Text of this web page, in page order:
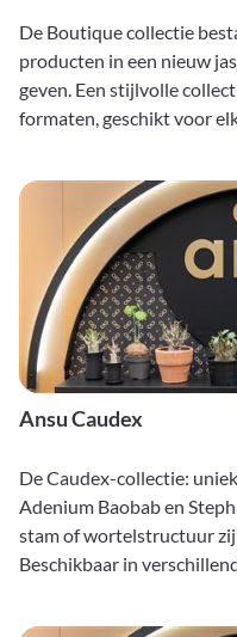
De Boutique collectie
producten in een nieuw
geven. Een stijlvolle
formaten, geschikt voor
Ansu Caudex
De Caudex-collectie:
Adenium Baobab en
stam of wortelstructuur
Beschikbaar in